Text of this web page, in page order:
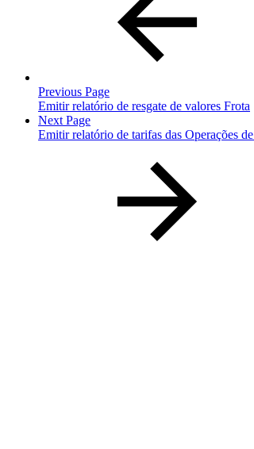
Previous Page
Emitir relatório de resgate de valores Frota
Next Page
Emitir relatório de tarifas das Operações